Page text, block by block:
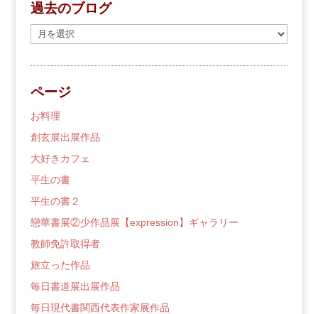
過去のブログ
去
の
ロ
グ
ページ
お料理
創玄展出展作品
大好きカフェ
平生の書
平生の書２
戀華書展②少作品展【expression】ギャラリー
教師免許取得者
旅立った作品
毎日書道展出展作品
毎日現代書関西代表作家展作品